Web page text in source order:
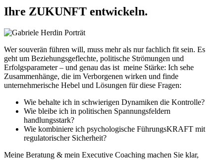
Ihre ZUKUNFT entwickeln.
Wer souverän führen will, muss mehr als nur fachlich fit sein. Es
geht um Beziehungsgeflechte, politische Strömungen und
Erfolgsparameter – und genau das ist meine Stärke: Ich sehe
Zusammenhänge, die im Verborgenen wirken und finde
unternehmerische Hebel und Lösungen für diese Fragen:
Wie behalte ich in schwierigen Dynamiken die Kontrolle?
Wie bleibe ich in politischen Spannungsfeldern
handlungsstark?
Wie kombiniere ich psychologische FührungsKRAFT mit
regulatorischer Sicherheit?
Meine Beratung & mein Executive Coaching machen Sie klar,